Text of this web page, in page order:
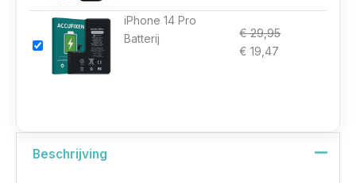
iPhone 14 Pro
Batterij
€29,95
€ 19,47
Beschrijving